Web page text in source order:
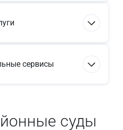
сервисы
суды